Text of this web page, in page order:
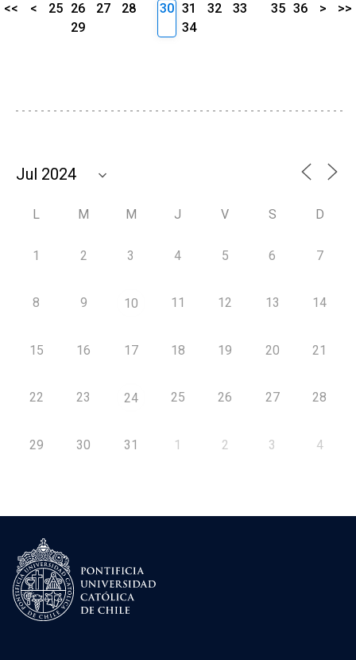
<< < 25 26 27
28
29
30 31 32
33
34
35 36 > >>
L M M J V S D
1 2 3 4 5 6 7
8 9 10 11 12 13 14
15 16 17 18 19 20 21
22 23 24 25 26 27 28
29 30 31 1 2 3 4